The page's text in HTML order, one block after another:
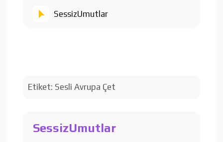
SessizUmutlar
Etiket: Sesli Avrupa Çet
SessizUmutlar